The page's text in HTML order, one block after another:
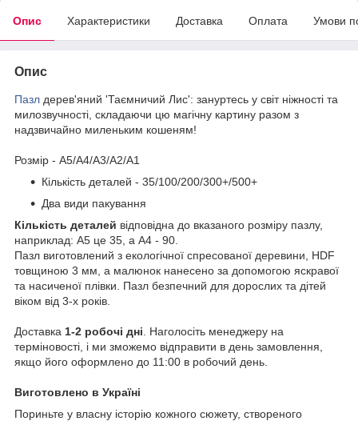
Опис Характеристики Доставка Оплата Умови
Опис
Пазл дерев'яний 'Таємничий Лис': зануртесь у світ ніжності та
милозвучності, складаючи цю магічну картину разом з
надзвичайно миленьким кошеням!
Розмір - A5/A4/A3/A2/A1
Кількість деталей - 35/100/200/300+/500+
Два види пакування
Кількість деталей відповідна до вказаного розміру пазлу,
наприклад: А5 це 35, а А4 - 90.
Пазл виготовлений з екологічної спресованої деревини, HDF
товщиною 3 мм, а малюнок нанесено за допомогою яскравої
та насиченої плівки. Пазл безпечний для дорослих та дітей
віком від 3-х років.
Доставка 1-2 робочі дні . Наголосіть менеджеру на
терміновості, і ми зможемо відправити в день замовлення,
якщо його оформлено до 11:00 в робочий день.
Виготовлено в Україні
Пориньте у власну історію кожного сюжету, створеного